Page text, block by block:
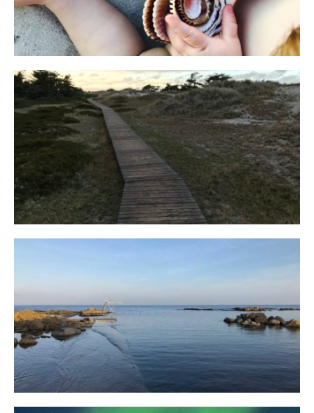
Fischland
12. FEBRUAR 2019
Bornholm
29. OKTOBER 2018